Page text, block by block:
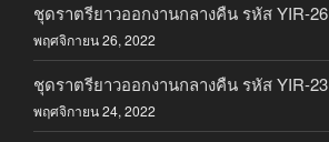
ชุดราตรียาวออกงานกลางคืน รหัส YIR-26
พฤศจิกายน 26, 2022
ชุดราตรียาวออกงานกลางคืน รหัส YIR-23
พฤศจิกายน 24, 2022